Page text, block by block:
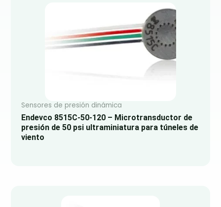
Sensores de presión dinámica
Endevco 8515C-50-120 – Microtransductor de
presión de 50 psi ultraminiatura para túneles de
viento